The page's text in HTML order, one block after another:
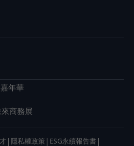
年華
商務展
| 隱私權政策 | ESG永續報告書 |